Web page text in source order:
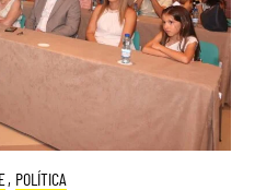
, POLÍTICA